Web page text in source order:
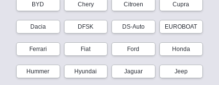
BYD Chery Citroen Cupra
Dacia DFSK DS-Auto EUROBOAT
Ferrari Fiat Ford Honda
Hummer Hyundai Jaguar Jeep